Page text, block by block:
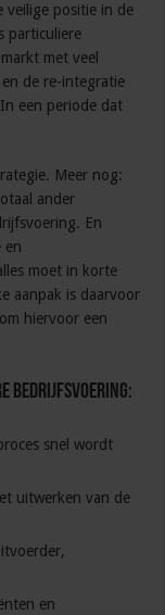
veilige positie in de
particuliere
met veel
de re-integratie
een periode dat
Meer nog:
ander
En
en
moet in korte
aanpak is daarvoor
hiervoor een
bedrijfsvoering:
snel wordt
uitwerken van de
en